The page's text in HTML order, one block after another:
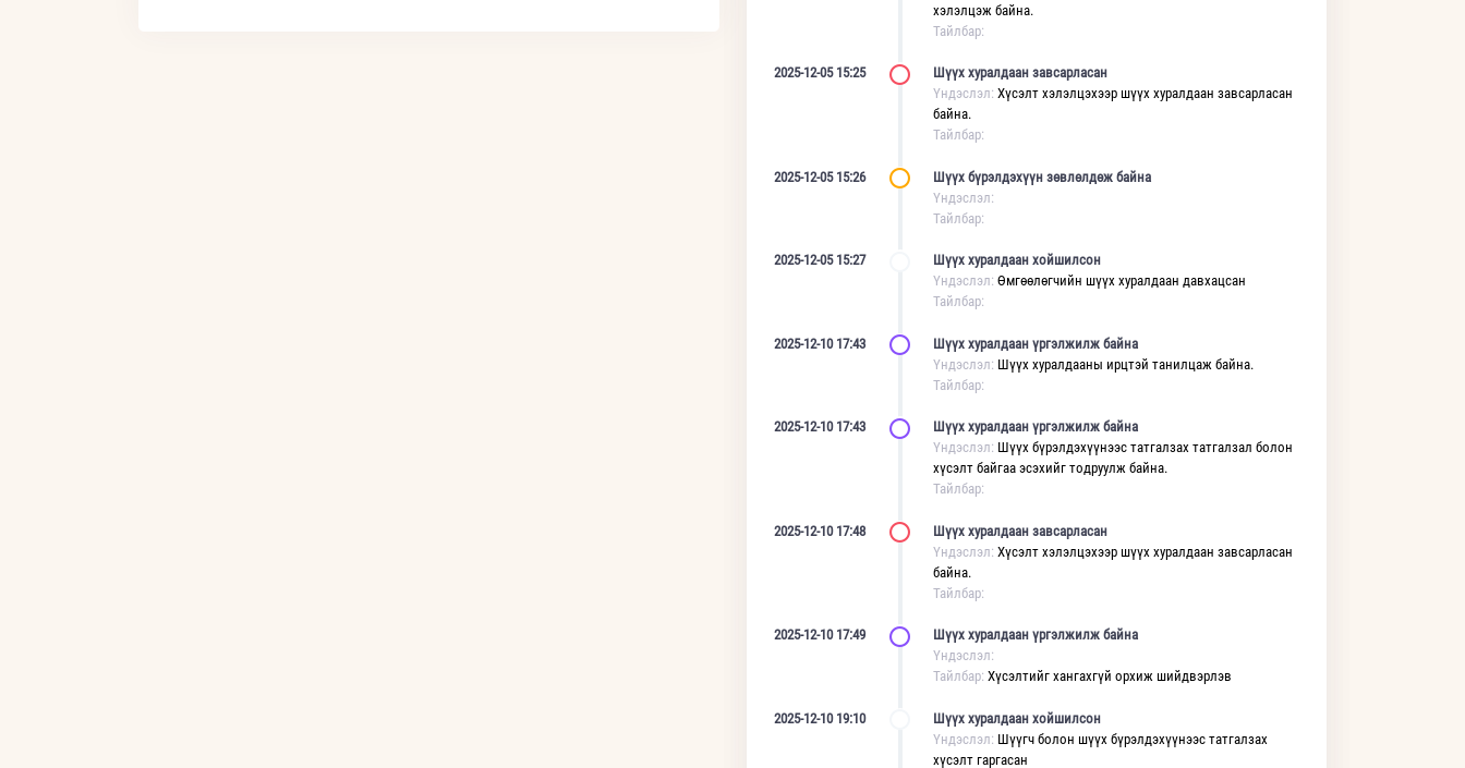
хэлэлцэж байна.
Тайлбар:
2025-12-05 15:25
Шүүх хуралдаан завсарласан
Үндэслэл: Хүсэлт хэлэлцэхээр шүүх хуралдаан завсарласан
байна.
Тайлбар:
2025-12-05 15:26
Шүүх бүрэлдэхүүн зөвлөлдөж байна
Үндэслэл:
Тайлбар:
2025-12-05 15:27
Шүүх хуралдаан хойшилсон
Үндэслэл: Өмгөөлөгчийн шүүх хуралдаан давхацсан
Тайлбар:
2025-12-10 17:43
Шүүх хуралдаан үргэлжилж байна
Үндэслэл: Шүүх хуралдааны ирцтэй танилцаж байна.
Тайлбар:
2025-12-10 17:43
Шүүх хуралдаан үргэлжилж байна
Үндэслэл: Шүүх бүрэлдэхүүнээс татгалзах татгалзал болон
хүсэлт байгаа эсэхийг тодруулж байна.
Тайлбар:
2025-12-10 17:48
Шүүх хуралдаан завсарласан
Үндэслэл: Хүсэлт хэлэлцэхээр шүүх хуралдаан завсарласан
байна.
Тайлбар:
2025-12-10 17:49
Шүүх хуралдаан үргэлжилж байна
Үндэслэл:
Тайлбар: Хүсэлтийг хангахгүй орхиж шийдвэрлэв
2025-12-10 19:10
Шүүх хуралдаан хойшилсон
Үндэслэл: Шүүгч болон шүүх бүрэлдэхүүнээс татгалзах
хүсэлт гаргасан